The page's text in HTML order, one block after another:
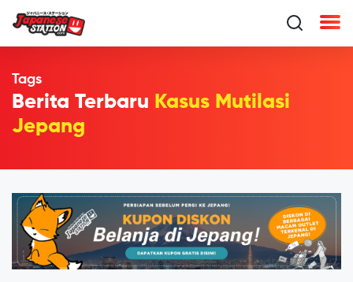
Tags
Berita Terbaru Kasus Mutilasi
Jepang